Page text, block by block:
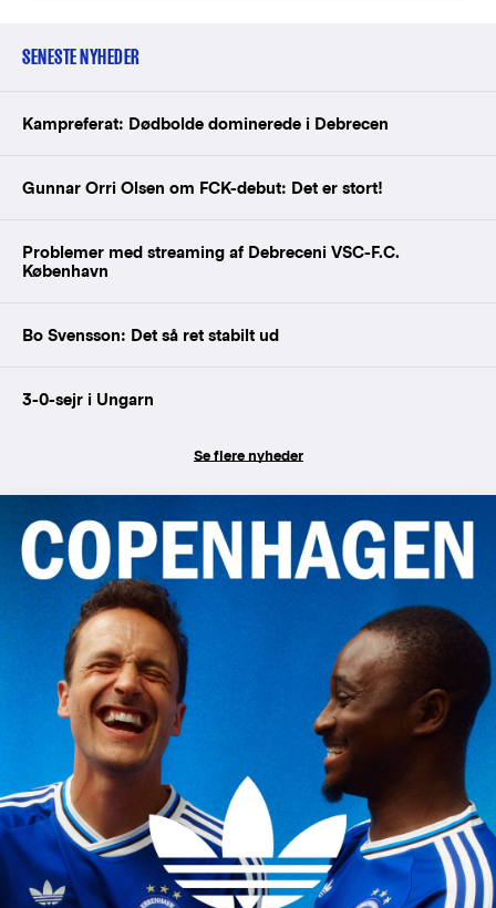
SENESTE NYHEDER
Kampreferat: Dødbolde dominerede i Debrecen
Gunnar Orri Olsen om FCK-debut: Det er stort!
Problemer med streaming af Debreceni VSC-F.C.
København
Bo Svensson: Det så ret stabilt ud
3-0-sejr i Ungarn
Se flere nyheder